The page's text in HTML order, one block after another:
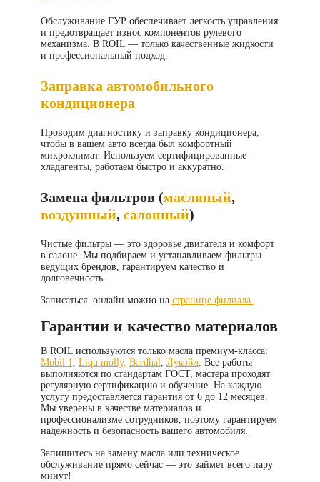
Обслуживание ГУР обеспечивает легкость управления
и предотвращает износ компонентов рулевого
механизма. В ROIL — только качественные жидкости
и профессиональный подход.
Заправка автомобильного
кондиционера
Проводим диагностику и заправку кондиционера,
чтобы в вашем авто всегда был комфортный
микроклимат. Используем сертифицированные
хладагенты, работаем быстро и аккуратно.
Замена фильтров (масляный,
воздушный, салонный)
Чистые фильтры — это здоровье двигателя и комфорт
в салоне. Мы подбираем и устанавливаем фильтры
ведущих брендов, гарантируем качество и
долговечность.
Записаться онлайн можно на странице филиала.
Гарантии и качество материалов
В ROIL используются только масла премиум-класса:
Mobil 1, Liqu molly, Bardhal, Лукойл. Все работы
выполняются по стандартам ГОСТ, мастера проходят
регулярную сертификацию и обучение. На каждую
услугу предоставляется гарантия от 6 до 12 месяцев.
Мы уверены в качестве материалов и
профессионализме сотрудников, поэтому гарантируем
надежность и безопасность вашего автомобиля.
Запишитесь на замену маслаили техническое
обслуживание прямо сейчас — это займет всего пару
минут!